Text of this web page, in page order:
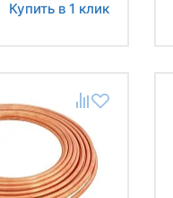
Купить в 1 клик